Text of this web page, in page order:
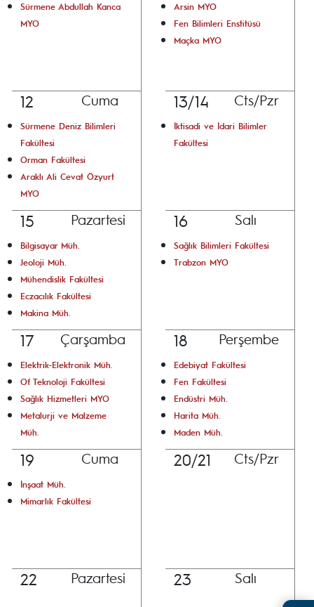
Sürmene Abdullah Kanca
MYO
Arsin MYO
Fen Bilimleri Enstitüsü
Maçka MYO
12 Cuma
Sürmene Deniz Bilimleri
Fakültesi
Orman Fakültesi
Araklı Ali Cevat Özyurt
MYO
13/14 Cts/Pzr
İktisadi ve İdari Bilimler
Fakültesi
15 Pazartesi
Bilgisayar Müh.
Jeoloji Müh.
Mühendislik Fakültesi
Eczacılık Fakültesi
Makina Müh.
16 Salı
Sağlık Bilimleri Fakültesi
Trabzon MYO
17 Çarşamba
Elektrik-Elektronik Müh.
Of Teknoloji Fakültesi
Sağlık Hizmetleri MYO
Metalurji ve Malzeme
Müh.
18 Perşembe
Edebiyat Fakültesi
Fen Fakültesi
Endüstri Müh.
Harita Müh.
Maden Müh.
19 Cuma
İnşaat Müh.
Mimarlık Fakültesi
20/21 Cts/Pzr
22 Pazartesi 23 Salı